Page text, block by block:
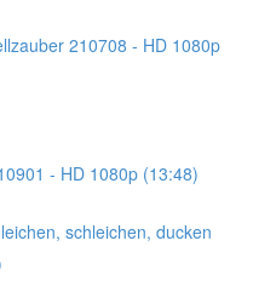
210708 - HD 1080p
- HD 1080p (13:48)
schleichen, ducken